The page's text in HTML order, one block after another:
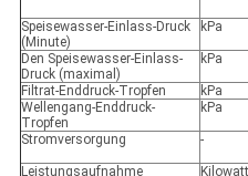
Speisewasser-Einlass-Druck
(Minute)
kPa
Den Speisewasser-Einlass-
Druck (maximal)
kPa
Filtrat-Enddruck-Tropfen
kPa
Wellengang-Enddruck-
Tropfen
kPa
Stromversorgung -
Leistungsaufnahme
Kilowatt